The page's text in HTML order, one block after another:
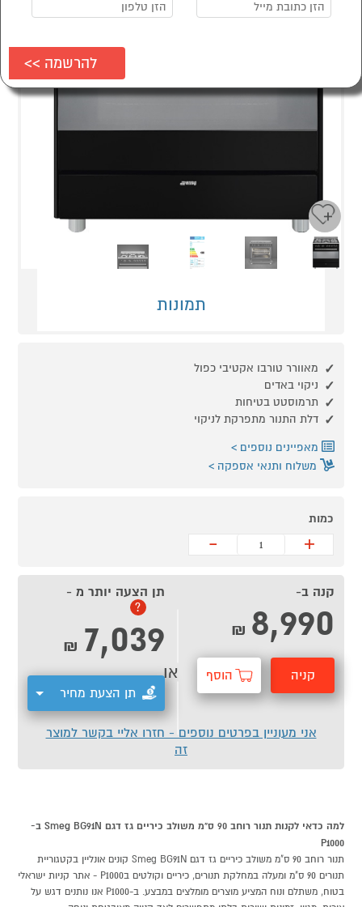
תמונות
מאוורר טורבו אקטיבי כפול
ניקוי באדים
תרמוסטט בטיחות
דלת התנור מתפרקת לניקוי
מאפיינים נוספים
משלוח ותנאי אספקה
כמות
+
-
קנה ב-
8,990
₪
קניה הוסף
תן הצעה יותר מ -
?
7,039
₪
תן הצעת מחיר
או
אני מעוניין בפרטים נוספים - חזרו אליי בקשר למוצר
זה
למה כדאי לקנות תנור רוחב 90 ס"מ משולב כיריים גז דגם Smeg BG91N ב-
P1000
תנור רוחב 90 ס"מ משולב כיריים גז דגם Smeg BG91N קונים אונליין בקטגוריית
תנורים 90 ס"מ ומעלה במחלקת תנורים, כיריים וקולטים בP1000 - אתר קניות ישראלי
בטוח, משתלם ונוח המציע מוצרים מומלצים במבצע. ב-P1000 אנו נותנים דגש על